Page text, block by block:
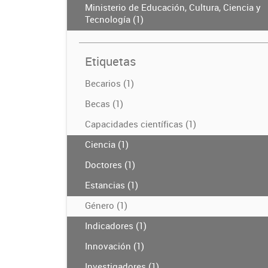
Ministerio de Educación, Cultura, Ciencia y
Tecnología (1)
Etiquetas
Becarios (1)
Becas (1)
Capacidades científicas (1)
Ciencia (1)
Doctores (1)
Estancias (1)
Género (1)
Indicadores (1)
Innovación (1)